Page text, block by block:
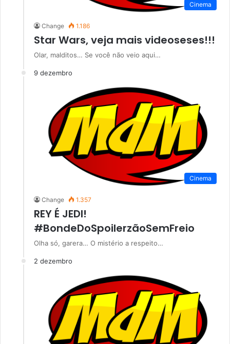
Cinema
Change 1.186
Star Wars, veja mais videoseses!!!
Olar, malditos… Se você não veio aqui…
9 dezembro
Cinema
Change 1.357
REY É JEDI!
#BondeDoSpoilerzãoSemFreio
Olha só, garera… O mistério a respeito…
2 dezembro